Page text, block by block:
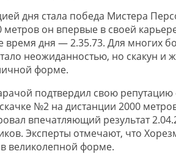
дня стала победа Мистера
метров он впервые в своей
время дня — 2.35.73. Для многих
неожиданностью, но скакун и
форме.
подтвердил свою репутацию
№2 на дистанции 2000
впечатляющий результат
Эксперты отмечают, что
великолепной форме.